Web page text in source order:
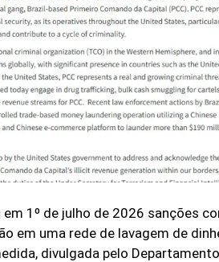
1º de julho de 2026 sanções
em uma rede de lavagem de
divulgada pelo